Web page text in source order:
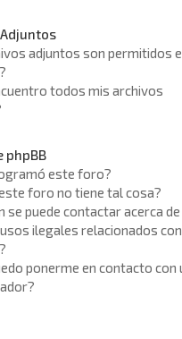
adjuntos son permitidos
todos mis archivos
phpBB
este foro?
foro no tiene tal cosa?
se puede contactar acerca de
ilegales relacionados con
ponerme en contacto con